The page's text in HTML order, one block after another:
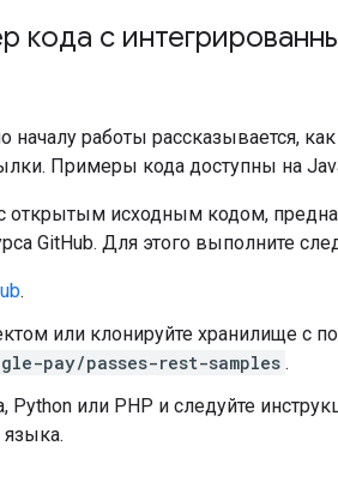
кода с
началу работы рассказывается,
Примеры кода доступны на
открытым исходным кодом,
GitHub. Для этого выполните
.
или клонируйте хранилище
pay/passes-rest-samples .
Python или PHP и следуйте
языка.